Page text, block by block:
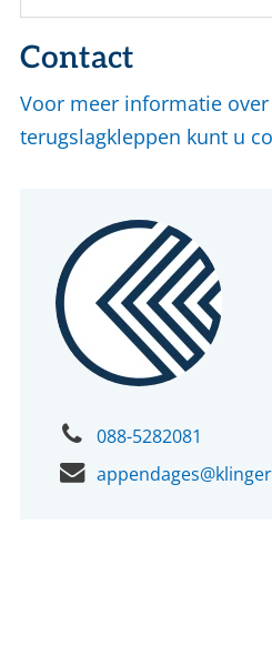
Contact
Voor meer informatie
terugslagkleppen kunt u
088-5282081